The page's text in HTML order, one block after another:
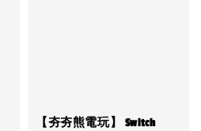
【夯夯熊電玩】 Switch